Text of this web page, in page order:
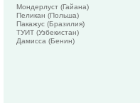
Мондерлуст (Гайана)
Пеликан (Польша)
Пакажус (Бразилия)
ТУИТ (Узбекистан)
Дамисса (Бенин)